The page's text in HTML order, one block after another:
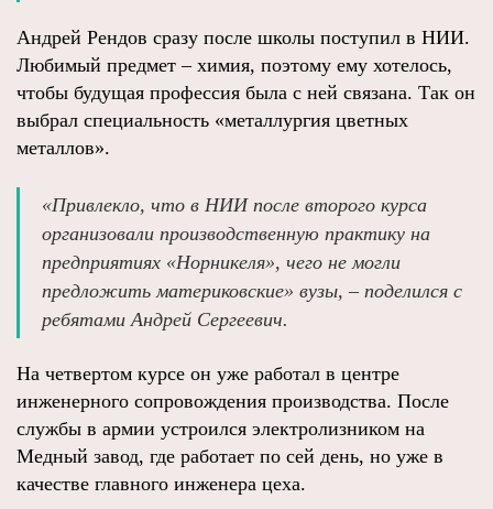
Андрей Рендов сразу после школы поступил в НИИ.
Любимый предмет – химия, поэтому ему хотелось,
чтобы будущая профессия была с ней связана. Так он
выбрал специальность «металлургия цветных
металлов».
«Привлекло, что в НИИ после второго курса
организовали производственную практику на
предприятиях «Норникеля», чего не могли
предложить материковские» вузы, – поделился с
ребятами Андрей Сергеевич.
На четвертом курсе он уже работал в центре
инженерного сопровождения производства. После
службы в армии устроился электролизником на
Медный завод, где работает по сей день, но уже в
качестве главного инженера цеха.